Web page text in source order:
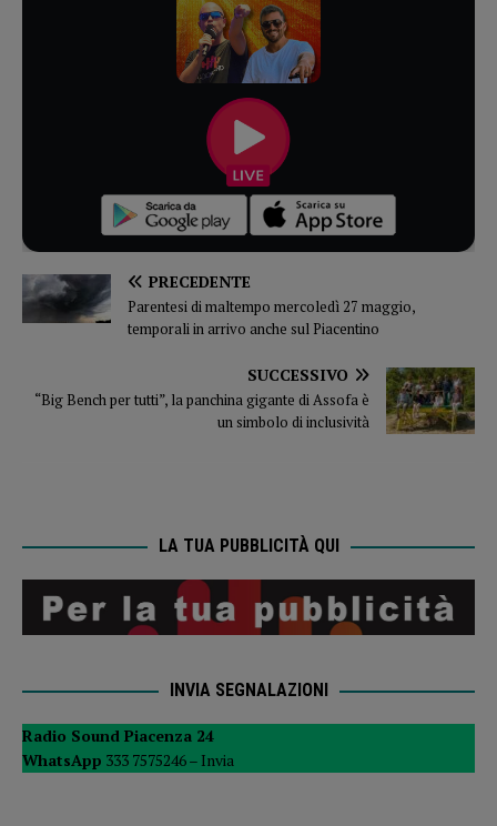
PRECEDENTE
Parentesi di maltempo mercoledì 27 maggio,
temporali in arrivo anche sul Piacentino
SUCCESSIVO
“Big Bench per tutti”, la panchina gigante di Assofa è
un simbolo di inclusività
LA TUA PUBBLICITÀ QUI
INVIA SEGNALAZIONI
Radio Sound Piacenza 24
WhatsApp 333 7575246 – Invia